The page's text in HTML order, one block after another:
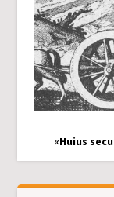
«Huius